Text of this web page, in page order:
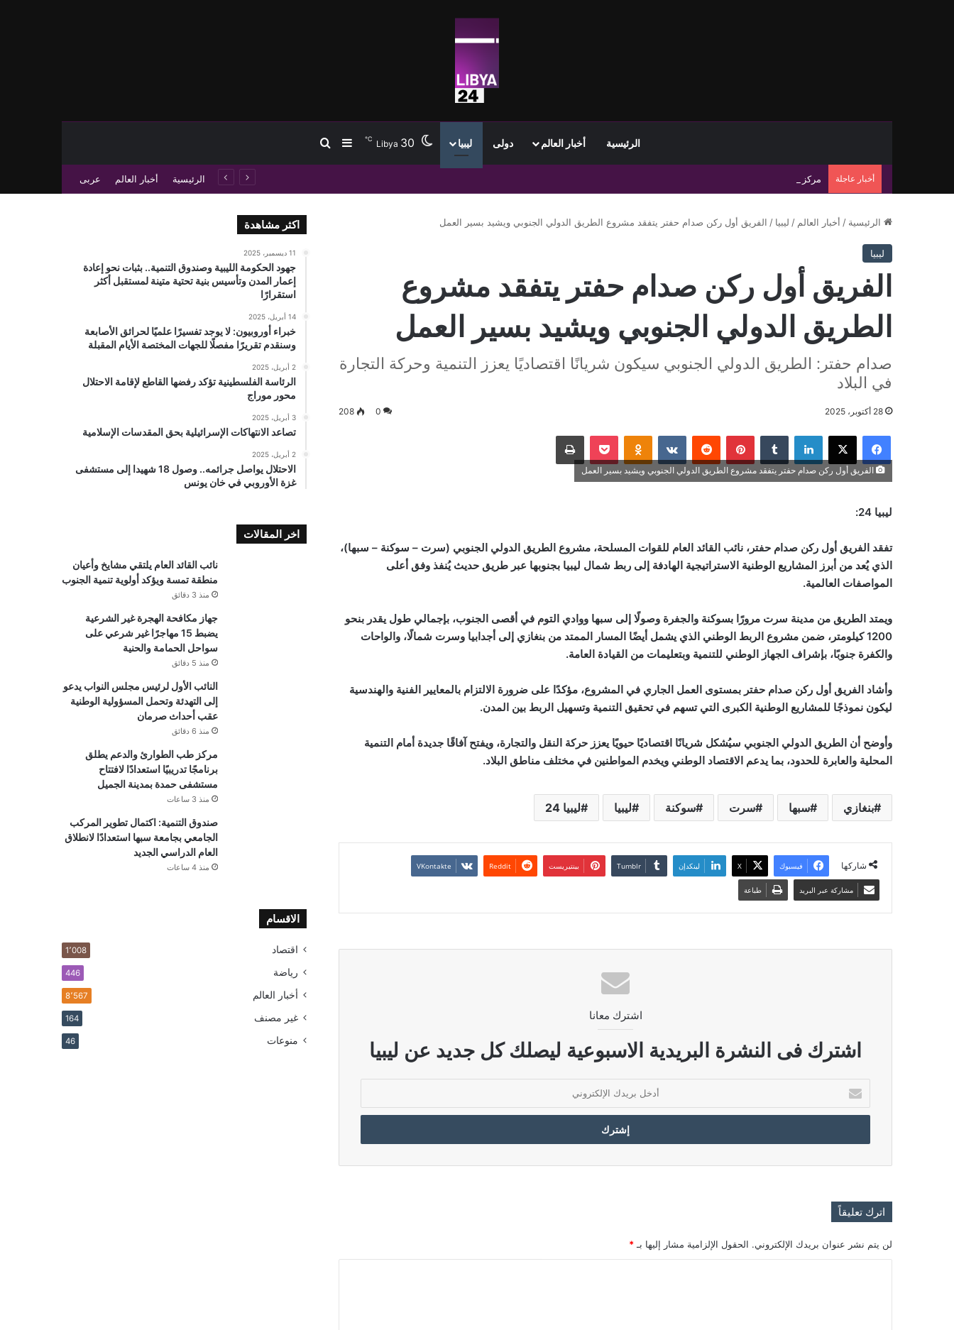
الرئيسية أخبار العالم دولى ليبيا Libya 30
℃ إضافة عمود جانبي
بحث عن
أخبار عاجلة مركز طب الطوارئ والدعم يطلق برنامجًا تدريبيًا استعدادًا لافتتاح مستشفى حمدة بمدينة الجميل الرئيسية أخبار العالم عربى
الرئيسية / أخبار العالم / ليبيا / الفريق أول ركن صدام حفتر يتفقد مشروع الطريق الدولي الجنوبي ويشيد بسير العمل
ليبيا
الفريق أول ركن صدام حفتر يتفقد مشروع
الطريق الدولي الجنوبي ويشيد بسير العمل
صدام حفتر: الطريق الدولي الجنوبي سيكون شريانًا اقتصاديًا يعزز التنمية وحركة التجارة
في البلاد
28 أكتوبر، 2025 0
208
فيسبوك ‫X لينكدإن بينتيريست Odnoklassniki
‫Pocket طباعة
الفريق أول ركن صدام حفتر يتفقد مشروع الطريق الدولي الجنوبي ويشيد بسير العمل
ليبيا 24:
تفقد الفريق أول ركن صدام حفتر، نائب القائد العام للقوات المسلحة، مشروع الطريق الدولي الجنوبي (سرت – سوكنة – سبها)،
الذي يُعد من أبرز المشاريع الوطنية الاستراتيجية الهادفة إلى ربط شمال ليبيا بجنوبها عبر طريق حديث يُنفذ وفق أعلى
المواصفات العالمية.
ويمتد الطريق من مدينة سرت مرورًا بسوكنة والجفرة وصولًا إلى سبها ووادي التوم في أقصى الجنوب، بإجمالي طول يقدر بنحو
1200 كيلومتر، ضمن مشروع الربط الوطني الذي يشمل أيضًا المسار الممتد من بنغازي إلى أجدابيا وسرت شمالًا، والواحات
والكفرة جنوبًا، بإشراف الجهاز الوطني للتنمية وبتعليمات من القيادة العامة.
وأشاد الفريق أول ركن صدام حفتر بمستوى العمل الجاري في المشروع، مؤكدًا على ضرورة الالتزام بالمعايير الفنية والهندسية
ليكون نموذجًا للمشاريع الوطنية الكبرى التي تسهم في تحقيق التنمية وتسهيل الربط بين المدن.
وأوضح أن الطريق الدولي الجنوبي سيُشكل شريانًا اقتصاديًا حيويًا يعزز حركة النقل والتجارة، ويفتح آفاقًا جديدة أمام التنمية
المحلية والعابرة للحدود، بما يدعم الاقتصاد الوطني ويخدم المواطنين في مختلف مناطق البلاد.
بنغازي سبها سرت سوكنة ليبيا ليبيا 24
شاركها فيسبوك ‫X لينكدإن بينتيريست
مشاركة عبر البريد طباعة
اشترك معانا
اشترك فى النشرة البريدية الاسبوعية ليصلك كل جديد عن ليبيا
بريدك
الإلكتروني
اترك تعليقاً
لن يتم نشر عنوان بريدك الإلكتروني. الحقول الإلزامية مشار إليها بـ *
اكثر مشاهدة
11 ديسمبر، 2025
جهود الحكومة الليبية وصندوق التنمية.. بثبات نحو إعادة
إعمار المدن وتأسيس بنية تحتية متينة لمستقبل أكثر
استقرارًا
14 أبريل، 2025
خبراء أوروبيون: لا يوجد تفسيرًا علميًا لحرائق الأصابعة
وسنقدم تقريرًا مفصلًا للجهات المختصة الأيام المقبلة
2 أبريل، 2025
الرئاسة الفلسطينية تؤكد رفضها القاطع لإقامة الاحتلال
محور موراج
3 أبريل، 2025
تصاعد الانتهاكات الإسرائيلية بحق المقدسات الإسلامية
2 أبريل، 2025
الاحتلال يواصل جرائمه.. وصول 18 شهيدا إلى مستشفى
غزة الأوروبي في خان يونس
اخر المقالات
نائب القائد العام يلتقي مشايخ وأعيان
منطقة تمسة ويؤكد أولوية تنمية الجنوب
منذ 3 دقائق
جهاز مكافحة الهجرة غير الشرعية
يضبط 15 مهاجرًا غير شرعي على
سواحل الحمامة والحنية
منذ 5 دقائق
النائب الأول لرئيس مجلس النواب يدعو
إلى التهدئة وتحمل المسؤولية الوطنية
عقب أحداث صرمان
منذ 6 دقائق
مركز طب الطوارئ والدعم يطلق
برنامجًا تدريبيًا استعدادًا لافتتاح
مستشفى حمدة بمدينة الجميل
منذ 3 ساعات
صندوق التنمية: اكتمال تطوير المركب
الجامعي بجامعة سبها استعدادًا لانطلاق
العام الدراسي الجديد
منذ 4 ساعات
الاقسام
اقتصاد 1٬008
رياضة 446
أخبار العالم 8٬567
غير مصنف 164
منوعات 46